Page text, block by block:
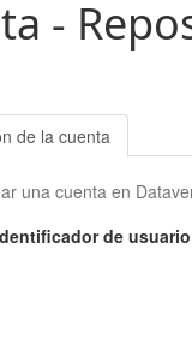
-
de la cuenta
una cuenta en
de usuario